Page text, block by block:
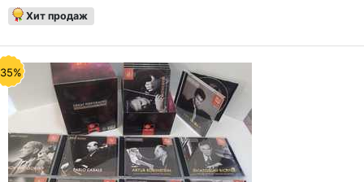
Хит продаж